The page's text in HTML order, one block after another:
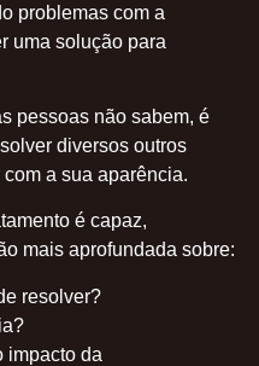
problemas com a
uma solução para
pessoas não sabem, é
diversos outros
a sua aparência.
é capaz,
mais aprofundada sobre:
resolver?
impacto da